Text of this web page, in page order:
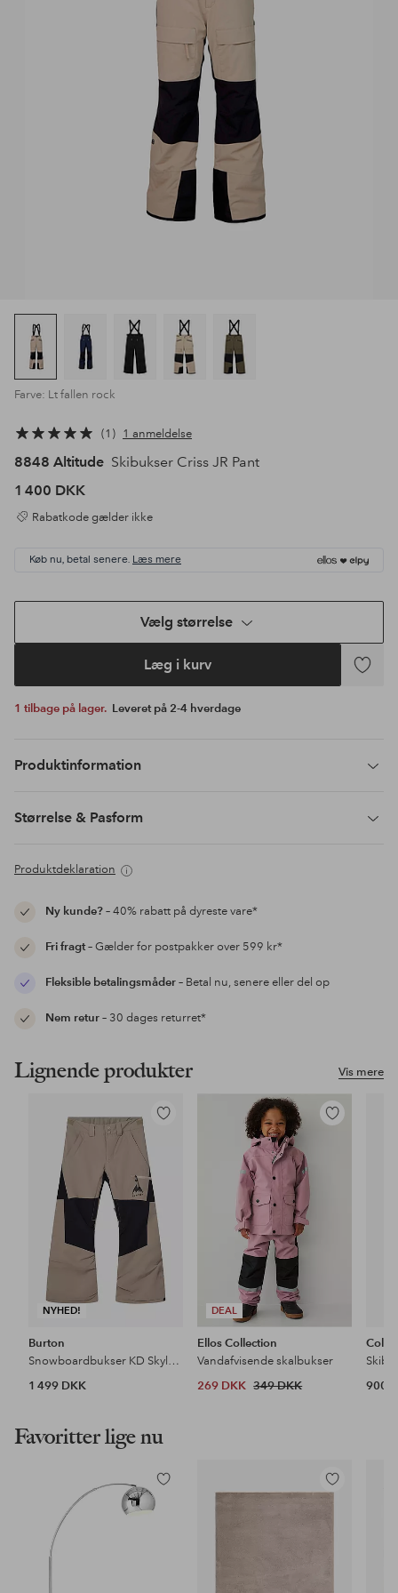
Farve: Lt fallen rock
1 1 anmeldelse
8848 Altitude Skibukser Criss JR Pant
1 400 DKK
Rabatkode gælder ikke
Køb nu, betal senere. Læs mere
Vælg størrelse
Læg i kurv
Tilføj
1 tilbage på lager. Leveret på 2-4 hverdage
Produktinformation
Størrelse & Pasform
Produktdeklaration
Ny kunde?– 40% rabatt på dyreste vare*
Fri fragt– Gælder for postpakker over 599 kr*
Fleksible betalingsmåder– Betal nu, senere eller del op
Nem retur– 30 dages returret*
Vis mere
Lignende produkter
NYHED!
Tilføj
Burton
Snowboardbukser KD Skylar PT
1 499 DKK
DEAL
Tilføj
Ellos Collection
Vandafvisende skalbukser
269 DKK 349 DKK
900
Favoritter lige nu
Tilføj
til
Tilføj